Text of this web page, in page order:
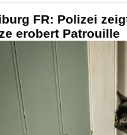
FR: Polizei
erobert Patrouille